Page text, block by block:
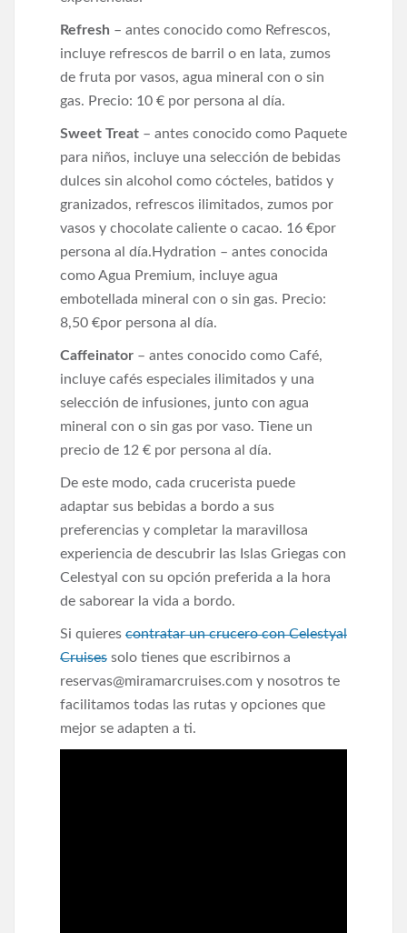
Refresh – antes conocido como Refrescos,
incluye refrescos de barril o en lata, zumos
de fruta por vasos, agua mineral con o sin
gas. Precio: 10 € por persona al día.
Sweet Treat – antes conocido como Paquete
para niños, incluye una selección de bebidas
dulces sin alcohol como cócteles, batidos y
granizados, refrescos ilimitados, zumos por
vasos y chocolate caliente o cacao. 16 €por
persona al día.Hydration – antes conocida
como Agua Premium, incluye agua
embotellada mineral con o sin gas. Precio:
8,50 €por persona al día.
Caffeinator – antes conocido como Café,
incluye cafés especiales ilimitados y una
selección de infusiones, junto con agua
mineral con o sin gas por vaso. Tiene un
precio de 12 € por persona al día.
De este modo, cada crucerista puede
adaptar sus bebidas a bordo a sus
preferencias y completar la maravillosa
experiencia de descubrir las Islas Griegas con
Celestyal con su opción preferida a la hora
de saborear la vida a bordo.
Si quieres contratar un crucero con Celestyal
Cruises solo tienes que escribirnos a
reservas@miramarcruises.com y nosotros te
facilitamos todas las rutas y opciones que
mejor se adapten a ti.